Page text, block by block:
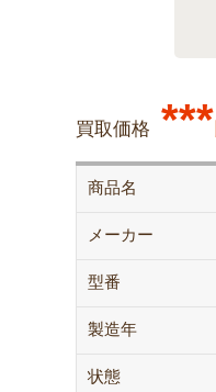
買取価格 ***
商品名
メーカー
型番
製造年
状態